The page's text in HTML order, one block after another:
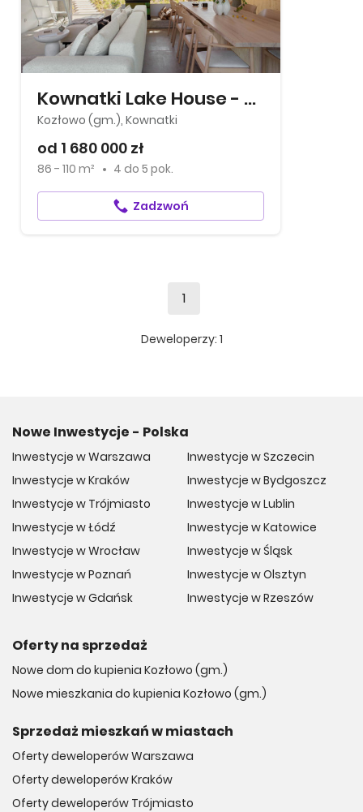
Kownatki Lake House - Domy na mazurach
Kozłowo (gm.), Kownatki
od 1 680 000 zł
86 - 110 m² 4 do 5 pok.
Zadzwoń
1
Deweloperzy: 1
Nowe Inwestycje - Polska
Inwestycje w Warszawa
Inwestycje w Kraków
Inwestycje w Trójmiasto
Inwestycje w Łódź
Inwestycje w Wrocław
Inwestycje w Poznań
Inwestycje w Gdańsk
Inwestycje w Szczecin
Inwestycje w Bydgoszcz
Inwestycje w Lublin
Inwestycje w Katowice
Inwestycje w Śląsk
Inwestycje w Olsztyn
Inwestycje w Rzeszów
Oferty na sprzedaż
Nowe dom do kupienia Kozłowo (gm.)
Nowe mieszkania do kupienia Kozłowo (gm.)
Sprzedaż mieszkań w miastach
Oferty deweloperów Warszawa
Oferty deweloperów Kraków
Oferty deweloperów Trójmiasto